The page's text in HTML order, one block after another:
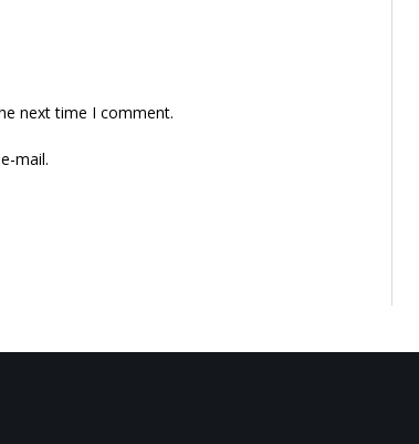
next time I comment.
mail.